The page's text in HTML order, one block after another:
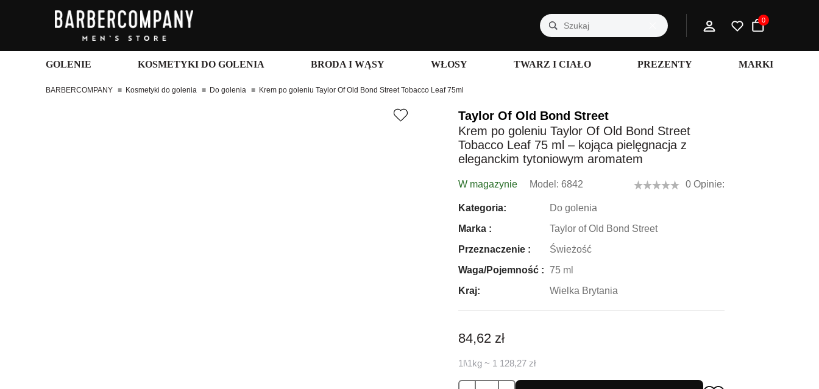
0
GOLENIE KOSMETYKI DO GOLENIA BRODA I WĄSY WŁOSY TWARZ I CIAŁO PREZENTY MARKI
BARBERCOMPANY Kosmetyki do golenia Do golenia Krem po goleniu Taylor Of Old Bond Street Tobacco Leaf 75ml
Taylor Of Old Bond Street
Krem po goleniu Taylor Of Old Bond Street
Tobacco Leaf 75 ml – kojąca pielęgnacja z
eleganckim tytoniowym aromatem
W magazynie Model: 6842 0 Opinie:
Kategoria:
Do golenia
Marka :
Taylor of Old Bond Street
Przeznaczenie :
Świeżość
Waga/Pojemność : 75 ml
Kraj:
Wielka Brytania
84,62 zł
1l\1kg ~ 1 128,27 zł